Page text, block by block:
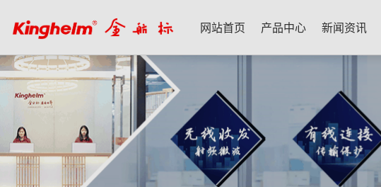
网站首页 产品中心
产品中心
射频微波天线
射频线转接线
板端座子弹片
新闻资讯
新闻资讯
每日芯闻
行业资讯
三八八问
技术应用
每日一品
应用案例
技术交流
名家专栏
宋仕强
林雪萍
齐大峰
关于我们
关于我们
联系我们
用户协议